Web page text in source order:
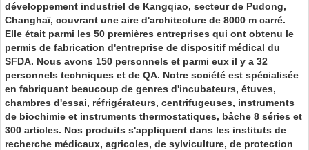
développement industriel de Kangqiao, secteur de Pudong,
Changhaï, couvrant une aire d'architecture de 8000 m carré.
Elle était parmi les 50 premières entreprises qui ont obtenu le
permis de fabrication d'entreprise de dispositif médical du
SFDA. Nous avons 150 personnels et parmi eux il y a 32
personnels techniques et de QA. Notre société est spécialisée
en fabriquant beaucoup de genres d'incubateurs, étuves,
chambres d'essai, réfrigérateurs, centrifugeuses, instruments
de biochimie et instruments thermostatiques, bâche 8 séries et
300 articles. Nos produits s'appliquent dans les instituts de
recherche médicaux, agricoles, de sylviculture, de protection